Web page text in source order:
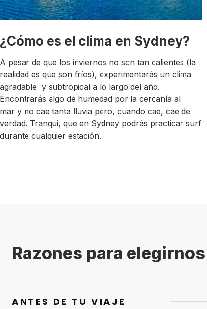
¿Cómo es el clima en Sydney?
A pesar de que los inviernos no son tan calientes (la
realidad es que son fríos), experimentarás un clima
agradable y subtropical a lo largo del año.
Encontrarás algo de humedad por la cercanía al
mar y no cae tanta lluvia pero, cuando cae, cae de
verdad. Tranqui, que en Sydney podrás practicar surf
durante cualquier estación.
Razones para elegirnos
ANTES DE TU VIAJE